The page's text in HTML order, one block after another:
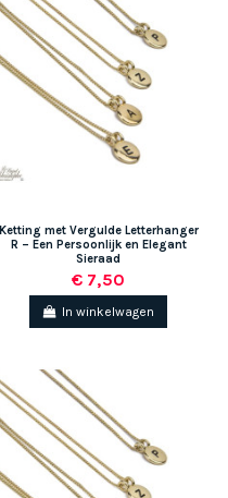
Ketting met Vergulde Letterhanger
R – Een Persoonlijk en Elegant
Sieraad
€ 7,50
In winkelwagen